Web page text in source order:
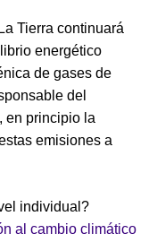
Tierra continuará
energético
de gases de
del
en principio la
emisiones a
individual?
al cambio climático